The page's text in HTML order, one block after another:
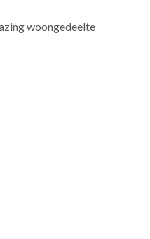
woongedeelte